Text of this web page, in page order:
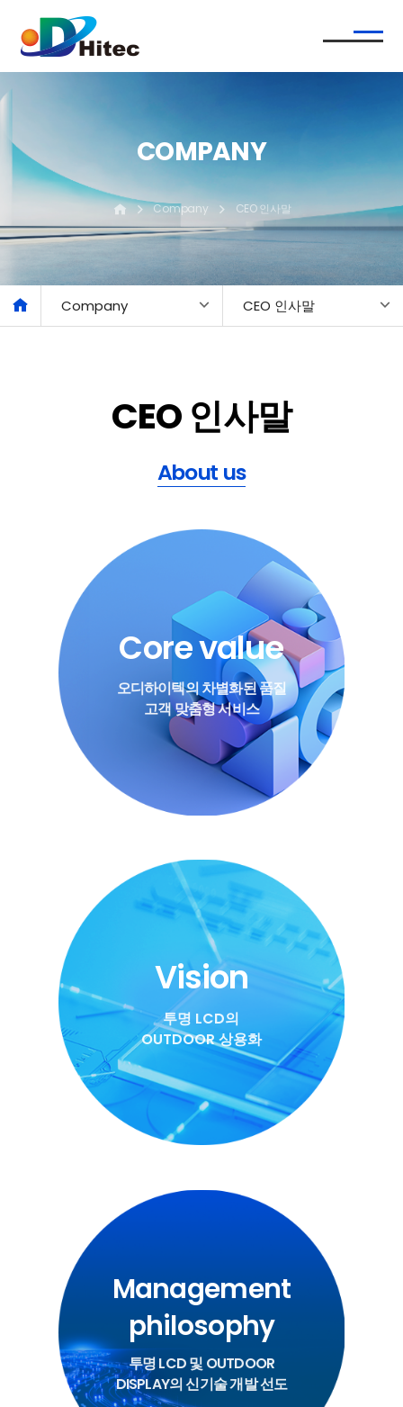
COMPANY
Company CEO 인사말
Company CEO 인사말
CEO 인사말
About us
Core value
오디하이텍의 차별화된 품질
고객 맞춤형 서비스
Vision
투명 LCD의
OUTDOOR 상용화
Management
philosophy
투명 LCD 및 OUTDOOR
DISPLAY의 신기술 개발 선도